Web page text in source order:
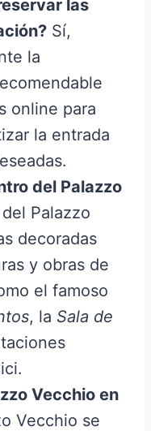
las
Sí,
la
online para
la entrada
del Palazzo
Palazzo
decoradas
y obras de
el famoso
, la Sala de
Vecchio en
Vecchio se